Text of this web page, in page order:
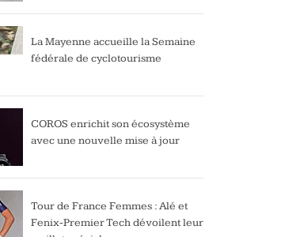
La Mayenne accueille la Semaine
fédérale de cyclotourisme
COROS enrichit son écosystème
avec une nouvelle mise à jour
Tour de France Femmes : Alé et
Fenix-Premier Tech dévoilent leur